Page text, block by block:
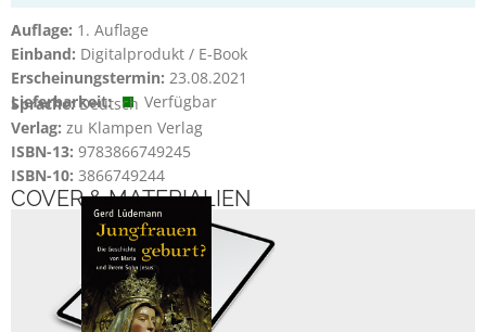
Auflage: 1. Auflage
Einband: Digitalprodukt / E-Book
Erscheinungstermin: 23.08.2021
Lieferbarkeit:
Verfügbar
Sprache:Deutsch
Verlag: zu Klampen Verlag
ISBN-13: 9783866749245
ISBN-10: 3866749244
COVER & MATERIALIEN